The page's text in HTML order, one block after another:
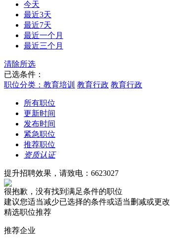
今天
最近3天
最近7天
最近一个月
最近三个月
清除所选
已选条件：
职位分类：教育培训 教育行政 教育行政
所有职位
更新时间
发布时间
紧急职位
推荐职位
资质认证
提升招聘效果，请致电：6623027
很抱歉，没有找到满足条件的职位
建议您适当减少已选择的条件或适当删减或更
精选职位推荐
推荐企业